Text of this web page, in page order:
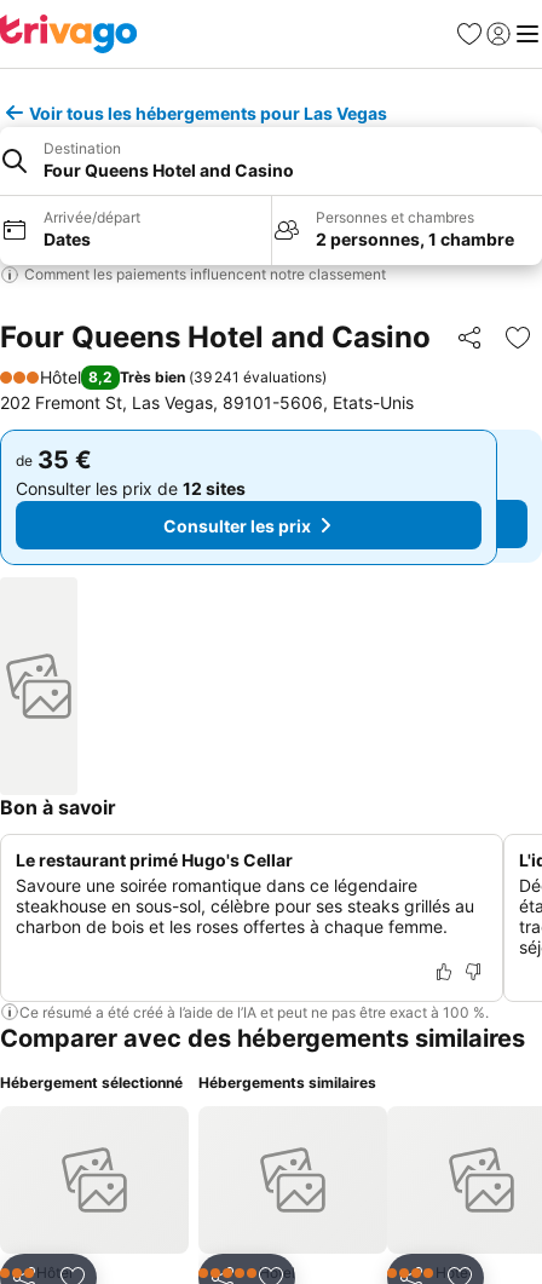
Favoris
Se
Voir tous les hébergements pour Las Vegas
Destination
Four Queens Hotel and Casino
Arrivée/départ
Dates
Personnes et chambres
2 personnes, 1 chambre
Comment les paiements influencent notre classement
Four Queens Hotel and Casino Partager
3 Étoiles
Hôtel 8,2 Très bien (39 241 évaluations)
202 Fremont St, Las Vegas, 89101-5606, Etats-Unis
de 35 €
Consulter les prix de 12 sites
Consulter les prix
de 35 €
Consulter les prix de 12 sites
Consulter les prix
Bon à savoir
Le restaurant primé Hugo's Cellar
Savoure une soirée romantique dans ce légendaire
steakhouse en sous-sol, célèbre pour ses steaks grillés au
charbon de bois et les roses offertes à chaque femme.
Ce résumé a été créé à l’aide de l’IA et peut ne pas être exact à 100 %.
Comparer avec des hébergements similaires
Hébergement sélectionné
3 ÉtoilesHôtel
Hébergements similaires
5 Étoiles Hôtel 4 ÉtoilesHôtel